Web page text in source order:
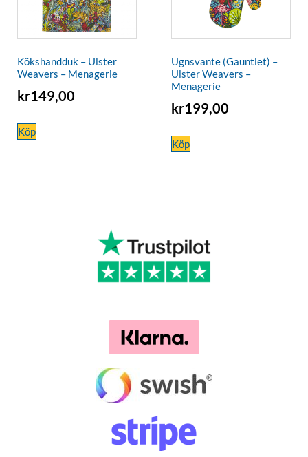
Kökshandduk – Ulster
Weavers – Menagerie
kr149,00
Köp
Ugnsvante (Gauntlet) –
Ulster Weavers –
Menagerie
kr199,00
Köp